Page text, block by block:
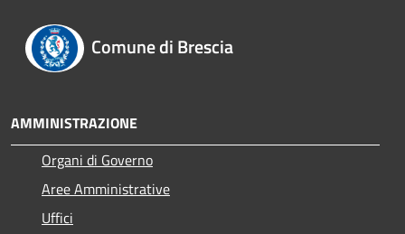
Comune di Brescia
AMMINISTRAZIONE
Organi di Governo
Aree Amministrative
Uffici